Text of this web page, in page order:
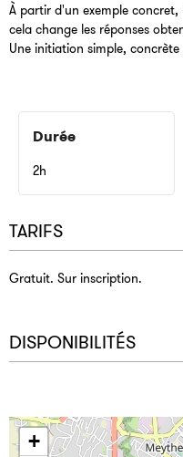
À partir d'un exemple
cela change les réponses
Une initiation simple,
Durée
2h
TARIFS
Gratuit. Sur inscription.
DISPONIBILITÉS
+